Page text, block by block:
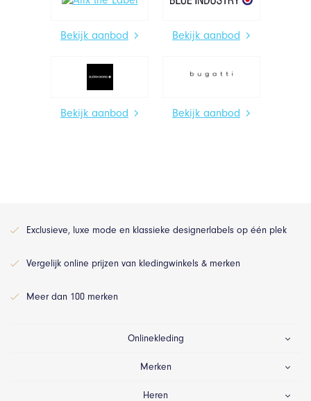
Bekijk aanbod Bekijk aanbod
Bekijk aanbod Bekijk aanbod
Exclusieve, luxe mode en klassieke designerlabels op één plek
Vergelijk online prijzen van kledingwinkels & merken
Meer dan 100 merken
Onlinekleding
Merken
Heren